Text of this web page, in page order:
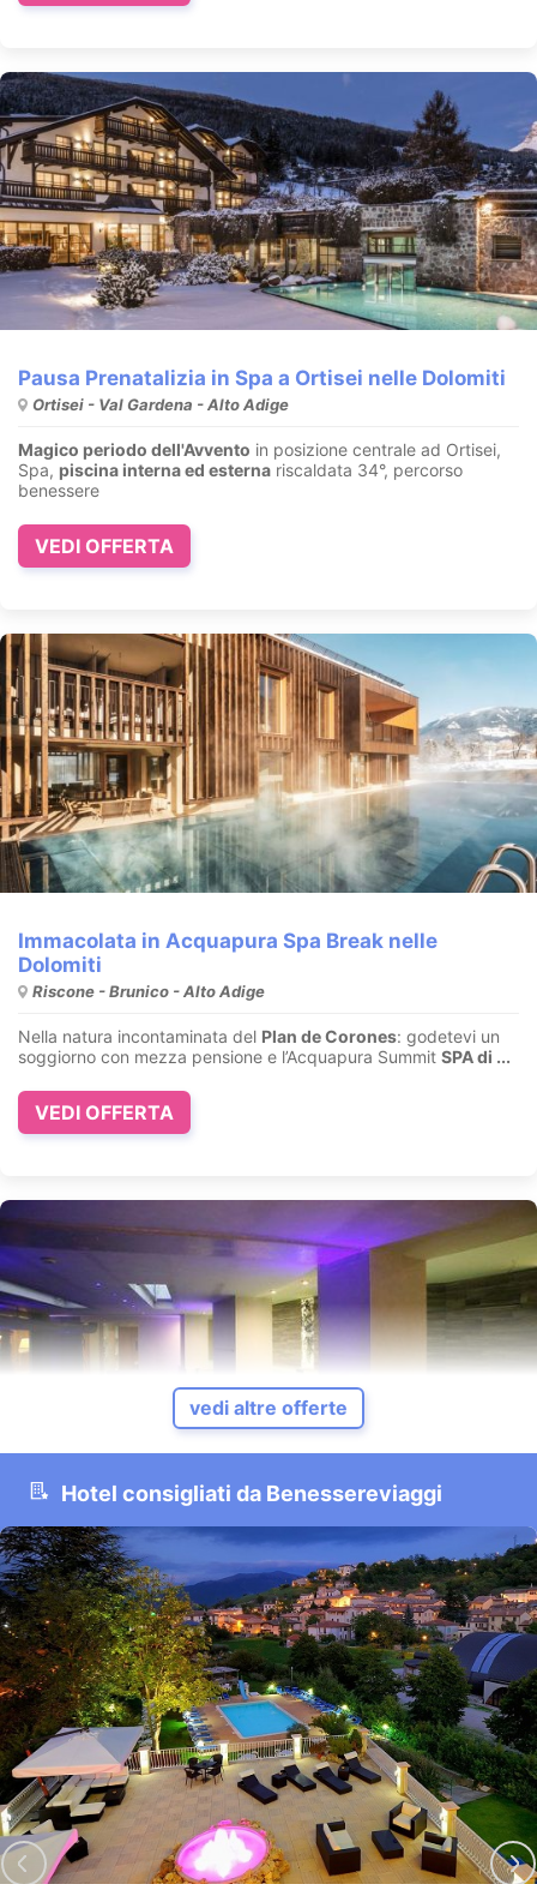
Pausa Prenatalizia in Spa a Ortisei nelle Dolomiti
Ortisei - Val Gardena - Alto Adige
Magico periodo dell'Avvento in posizione centrale ad Ortisei,
Spa, piscina interna ed esterna riscaldata 34°, percorso
benessere
VEDI OFFERTA
Immacolata in Acquapura Spa Break nelle
Dolomiti
Riscone - Brunico - Alto Adige
Nella natura incontaminata del Plan de Corones: godetevi un
soggiorno con mezza pensione e l’Acquapura Summit SPA di ...
VEDI OFFERTA
Ponte dell'Immacolata in Spa in Toscana
Montecatini Terme - Pistoia - Toscana
Include: * 1-2 NOTTI in camera matrimoniale standard con
prima colazione Una bella giornata di puro relax con: Perco...
VEDI OFFERTA
vedi altre offerte
Hotel consigliati da Benessereviaggi